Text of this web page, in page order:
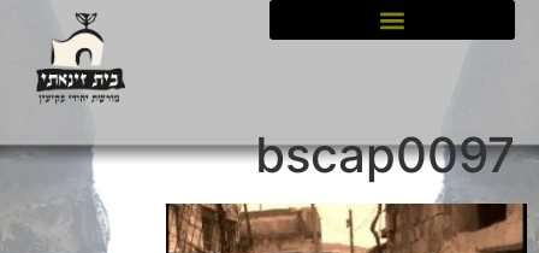
bscap0097